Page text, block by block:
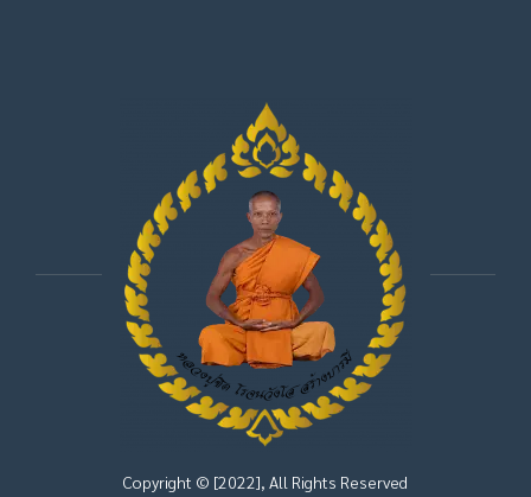
Copyright © [2022], All Rights Reserved